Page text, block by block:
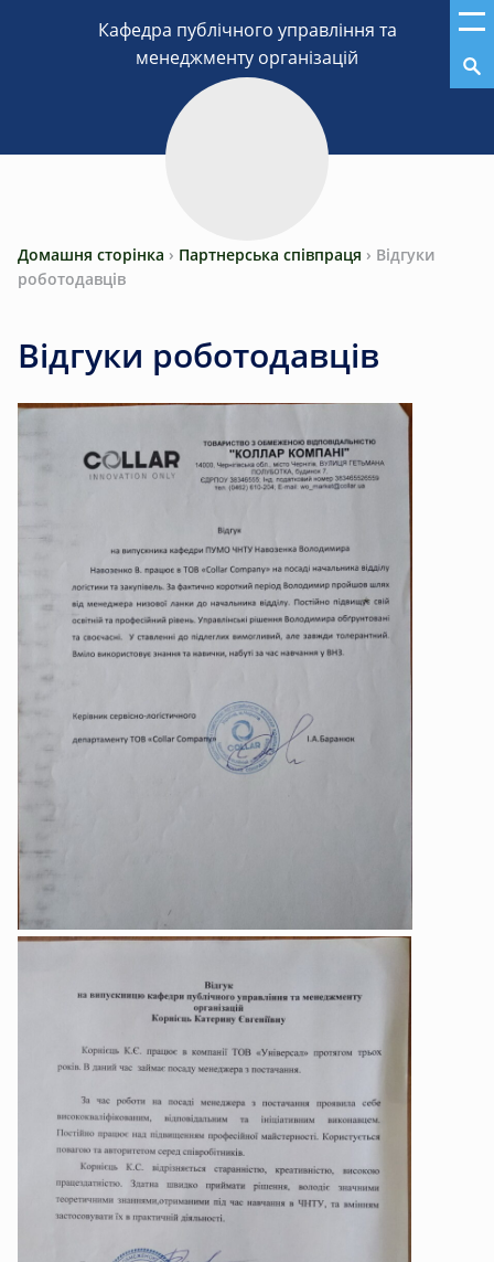
Домашня сторінка › Партнерська співпраця › Відгуки
роботодавців
Відгуки роботодавців